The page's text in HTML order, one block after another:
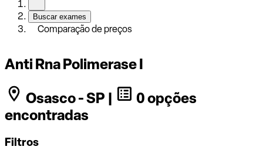
Buscar exames
Comparação de preços
Anti Rna Polimerase I
Osasco - SP |
0 opções
encontradas
Filtros